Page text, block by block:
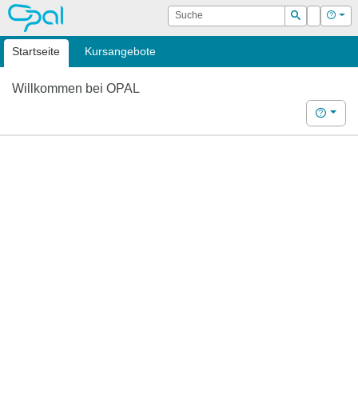
OPAL Suche
Suchen
Login Hilfe
Startseite Kursangebote
Willkommen bei OPAL
Hilfe